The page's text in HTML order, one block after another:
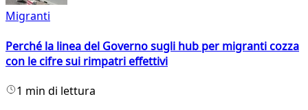
Migranti
Perché la linea del Governo sugli hub per migranti cozza
con le cifre sui rimpatri effettivi
1 min di lettura